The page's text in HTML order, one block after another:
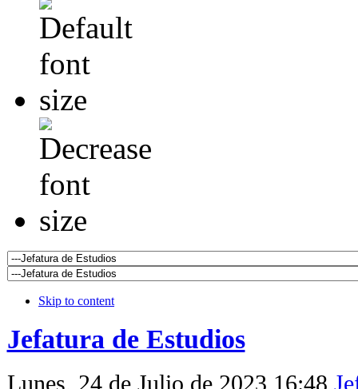
Skip to content
Jefatura de Estudios
Lunes, 24 de Julio de 2023 16:48